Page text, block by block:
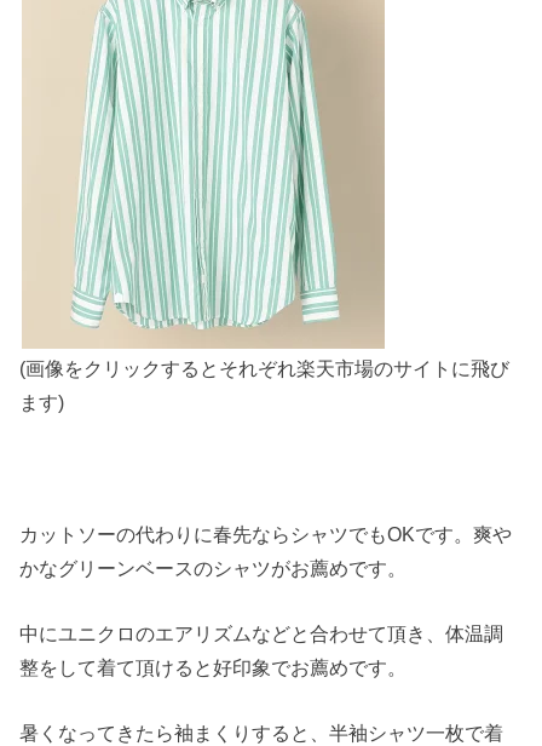
(画像をクリックするとそれぞれ楽天市場のサイトに飛び
ます)
カットソーの代わりに春先ならシャツでもOKです。爽や
かなグリーンベースのシャツがお薦めです。
中にユニクロのエアリズムなどと合わせて頂き、体温調
整をして着て頂けると好印象でお薦めです。
暑くなってきたら袖まくりすると、半袖シャツ一枚で着